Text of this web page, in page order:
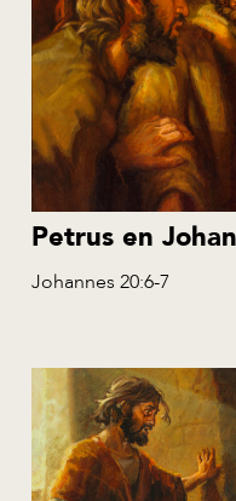
Petrus en
Johannes 20:6-7